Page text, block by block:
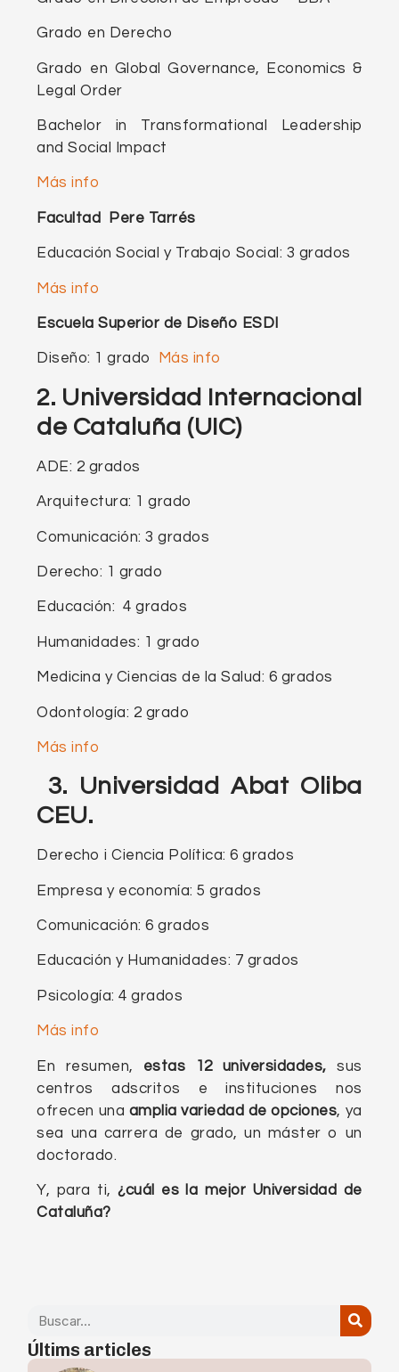
Grado en Derecho
Grado en Global Governance, Economics &
Legal Order
Bachelor in Transformational Leadership
and Social Impact
Más info
Facultad Pere Tarrés
Educación Social y Trabajo Social: 3 grados
Más info
Escuela Superior de Diseño ESDI
Diseño: 1 grado Más info
2. Universidad Internacional
de Cataluña (UIC)
ADE: 2 grados
Arquitectura: 1 grado
Comunicación: 3 grados
Derecho: 1 grado
Educación: 4 grados
Humanidades: 1 grado
Medicina y Ciencias de la Salud: 6 grados
Odontología: 2 grado
Más info
3. Universidad Abat Oliba
CEU.
Derecho i Ciencia Política: 6 grados
Empresa y economía: 5 grados
Comunicación: 6 grados
Educación y Humanidades: 7 grados
Psicología: 4 grados
Más info
En resumen, estas 12 universidades, sus
centros adscritos e instituciones nos
ofrecen una amplia variedad de opciones, ya
sea una carrera de grado, un máster o un
doctorado.
Y, para ti,¿cuál es la mejor Universidad de
Cataluña?
Últims articles